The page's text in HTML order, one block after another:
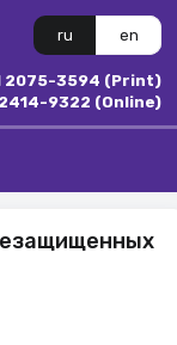
ru en
2075-3594 (Print)
2414-9322 (Online)